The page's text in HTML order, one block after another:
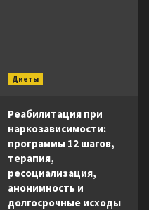
Диеты
Реабилитация при
наркозависимости:
программы 12 шагов,
терапия,
ресоциализация,
анонимность и
долгосрочные исходы